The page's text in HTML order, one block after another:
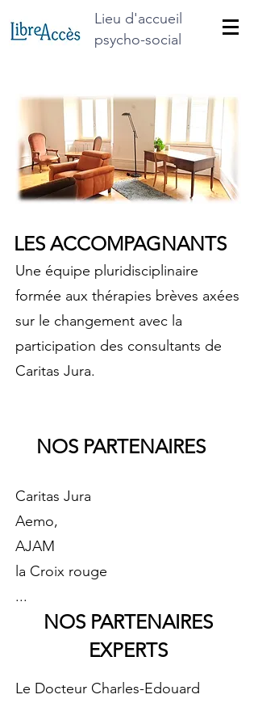
Lieu d'accueil
psycho-social
LES ACCOMPAGNANTS
NOS PARTENAIRES
NOS PARTENAIRES
EXPERTS
Une équipe pluridisciplinaire
formée aux thérapies brèves axées
sur le changement avec la
participation des consultants de
Caritas Jura.
Caritas Jura
Aemo,
AJAM
la Croix rouge
...
Le Docteur Charles-Edouard